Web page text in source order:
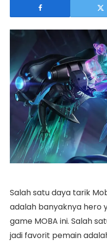
Salah satu daya tarik
adalah banyaknya hero
game MOBA ini. Salah
jadi favorit pemain